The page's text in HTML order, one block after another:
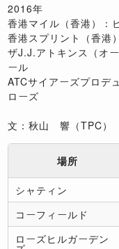
2016年
香港マイル（香港）：
香港スプリント（香港
ザJ.J.アトキンス（オ
ール
ATCサイアーズプロデ
ローズ
文：秋山 響（TPC）
場所
シャティン
コーフィールド
ローズヒルガーデン